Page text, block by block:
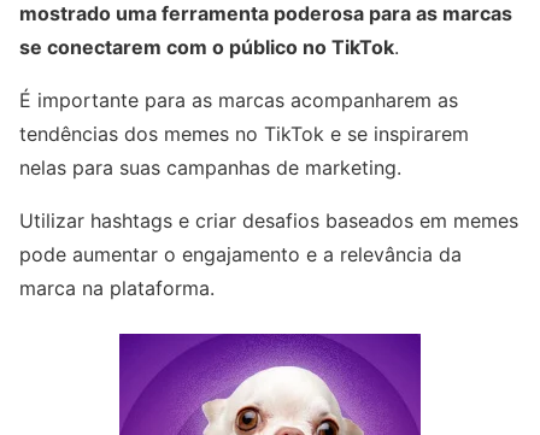
mostrado uma ferramenta poderosa para as marcas
se conectarem com o público no TikTok.
É importante para as marcas acompanharem as
tendências dos memes no TikTok e se inspirarem
nelas para suas campanhas de marketing.
Utilizar hashtags e criar desafios baseados em memes
pode aumentar o engajamento e a relevância da
marca na plataforma.